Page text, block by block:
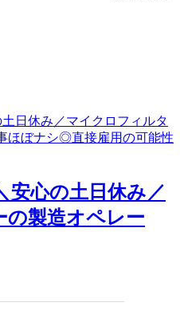
安心の土日休み／
の製造オペレー